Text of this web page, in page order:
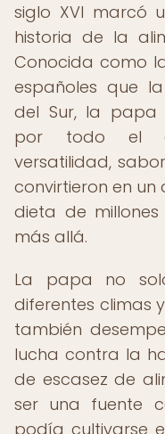
siglo XVI marcó
historia de la
Conocida como
españoles que
del Sur, la papa
por todo el
versatilidad,
convirtieron en
dieta de
más allá.
La papa no
diferentes climas
también
lucha contra la
de escasez de
ser una fuente
podía cultivarse